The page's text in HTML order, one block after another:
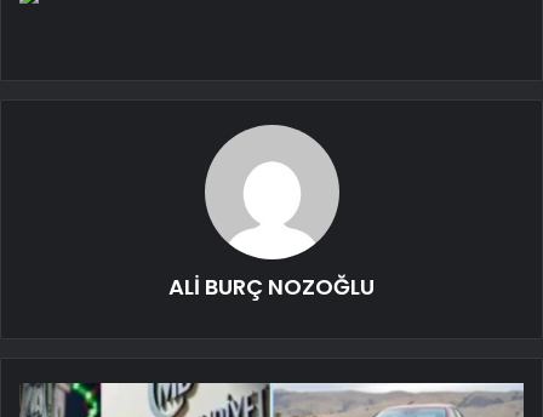
ALİ BURÇ NOZOĞLU